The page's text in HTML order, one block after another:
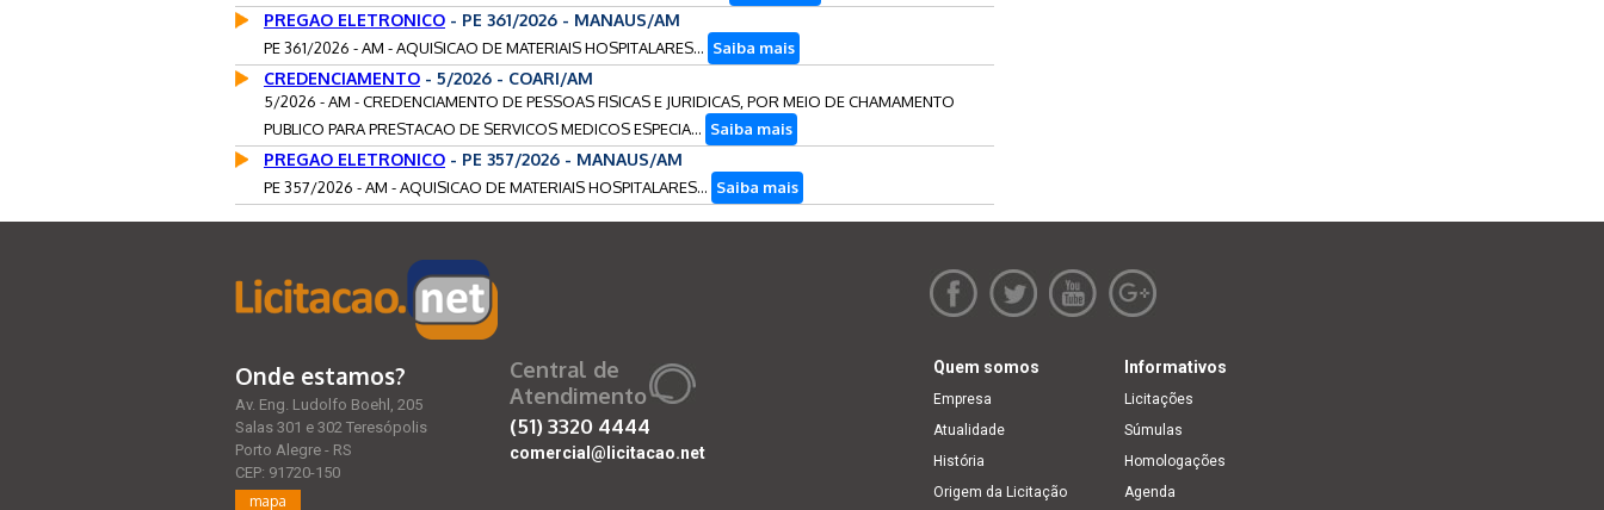
PREGAO ELETRONICO - PE 361/2026 - MANAUS/AM
PE 361/2026 - AM - AQUISICAO DE MATERIAIS HOSPITALARES... Saiba mais
CREDENCIAMENTO - 5/2026 - COARI/AM
5/2026 - AM - CREDENCIAMENTO DE PESSOAS FISICAS E JURIDICAS, POR MEIO DE CHAMAMENTO
PUBLICO PARA PRESTACAO DE SERVICOS MEDICOS ESPECIA... Saiba mais
PREGAO ELETRONICO - PE 357/2026 - MANAUS/AM
PE 357/2026 - AM - AQUISICAO DE MATERIAIS HOSPITALARES... Saiba mais
Onde estamos?
Av. Eng. Ludolfo Boehl, 205
Salas 301 e 302 Teresópolis
Porto Alegre - RS
CEP: 91720-150
mapa
Central de
Atendimento
(51)3320 4444
comercial@licitacao.net
Quem somos
Empresa
Atualidade
História
Origem da Licitação
Informativos
Licitações
Súmulas
Homologações
Agenda